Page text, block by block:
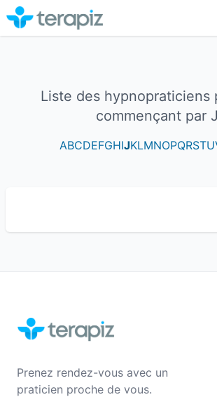
Liste des hypnopraticiens
commençant par J
ABCDEFGHIJKLMNOPQRSTU
Prenez rendez-vous avec un
praticien proche de vous.